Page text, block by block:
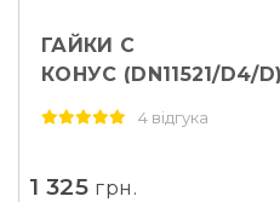
ГАЙКИ СЕКРЕТНІ
КОНУС (DN11521/D4/D)
4 відгука
1 325 грн.